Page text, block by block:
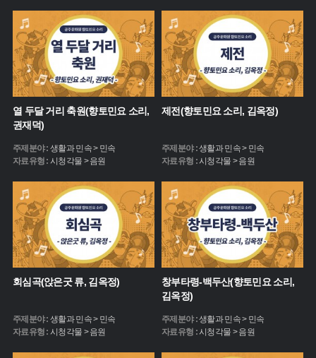
열 두달 거리 축원(향토민요 소리,
권재덕)
주제분야 : 생활과 민속 > 민속
자료유형 : 시청각물 > 음원
제전(향토민요 소리, 김옥정)
주제분야 :생활과 민속 > 민속
자료유형 :시청각물 > 음원
회심곡(앉은굿 류, 김옥정)
주제분야 : 생활과 민속 > 민속
자료유형 : 시청각물 > 음원
창부타령-백두산(향토민요 소리,
김옥정)
주제분야 :생활과 민속 > 민속
자료유형 :시청각물 > 음원